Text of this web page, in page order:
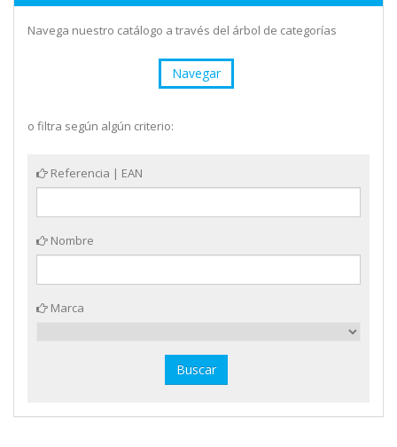
Navega nuestro catálogo a través del árbol de categorías
Navegar
o filtra según algún criterio:
Referencia | EAN
Nombre
Marca